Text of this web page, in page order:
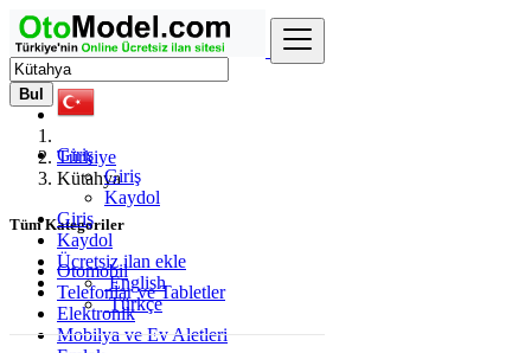
Giriş
Giriş
Kaydol
Giriş
Kaydol
Ücretsiz ilan ekle
English
Türkçe
Bul
Türkiye
Kütahya
Tüm Kategoriler
Otomobil
Telefonlar ve Tabletler
Elektronik
Mobilya ve Ev Aletleri